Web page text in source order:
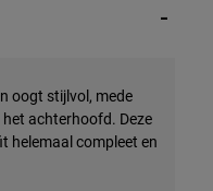
oogt stijlvol, mede
achterhoofd. Deze
helemaal compleet en